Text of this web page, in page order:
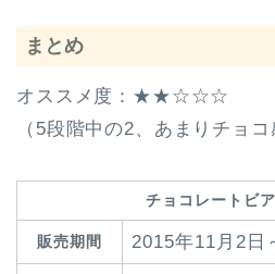
まとめ
オススメ度：★★☆☆☆
（5段階中の2、あまりチョコ
チョコレートビ
販売期間 2015年11月2日